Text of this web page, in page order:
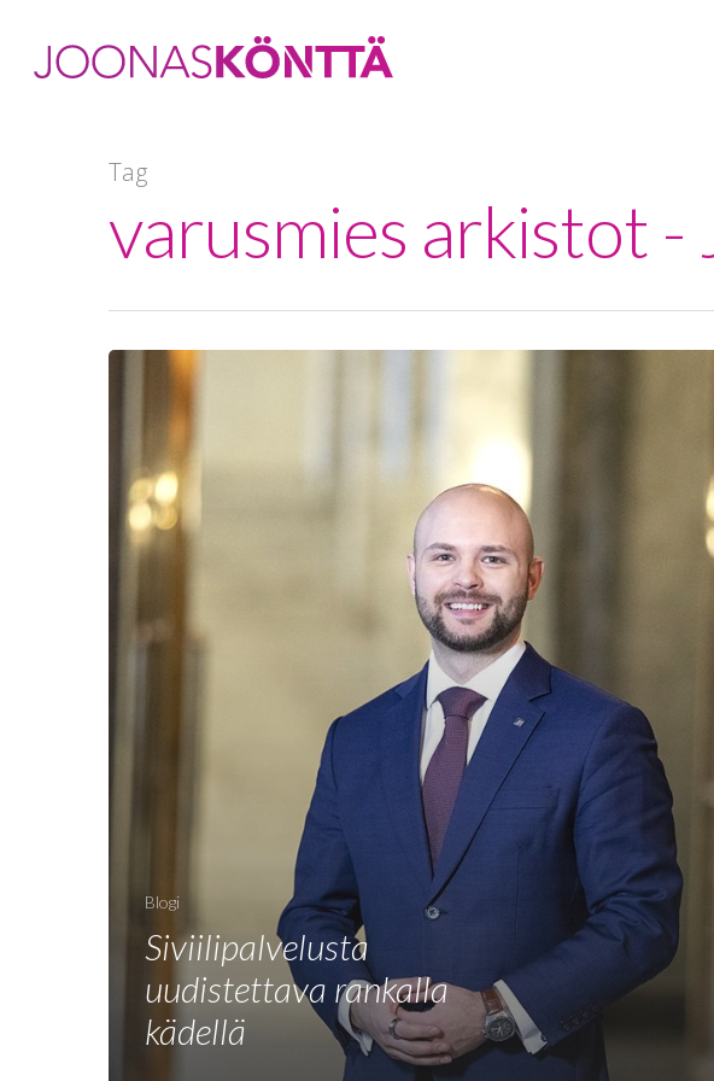
Tag
varusmies arkistot -
Blogi
Siviilipalvelusta
uudistettava rankalla
kädellä